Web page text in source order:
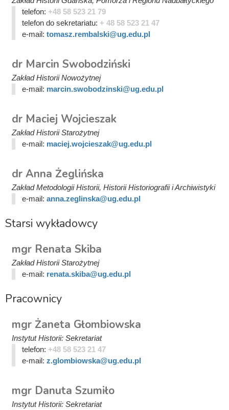
telefon: +48 58 523 21 79
telefon do sekretariatu: + 48 58 523 21 47
e-mail: tomasz.rembalski@ug.edu.pl
dr Marcin Swobodziński
Zakład Historii Nowożytnej
e-mail: marcin.swobodzinski@ug.edu.pl
dr Maciej Wojcieszak
Zakład Historii Starożytnej
e-mail: maciej.wojcieszak@ug.edu.pl
dr Anna Żeglińska
Zakład Metodologii Historii, Historii Historiografii i Archiwistyki
e-mail: anna.zeglinska@ug.edu.pl
Starsi wykładowcy
mgr Renata Skiba
Zakład Historii Starożytnej
e-mail: renata.skiba@ug.edu.pl
Pracownicy
mgr Żaneta Głombiowska
Instytut Historii: Sekretariat
telefon: +48 58 523 21 47
e-mail: z.glombiowska@ug.edu.pl
mgr Danuta Szumiło
Instytut Historii: Sekretariat